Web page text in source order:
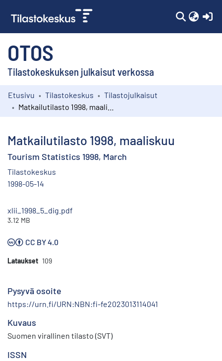
OTOS
Tilastokeskuksen julkaisut verkossa
Kokoelmat
Etusivu Tilastokeskus
Tilastojulkaisut
Matkailutilasto 1998, maaliskuu
Tourism Statistics 1998, March
Tilastokeskus
1998-05-14
xlii_1998_5_dig.pdf
3.12 MB
CC BY 4.0
Lataukset 109
Pysyvä osoite
https://urn.fi/URN:NBN:fi-fe2023013114041
Kuvaus
Suomen virallinen tilasto (SVT)
ISSN